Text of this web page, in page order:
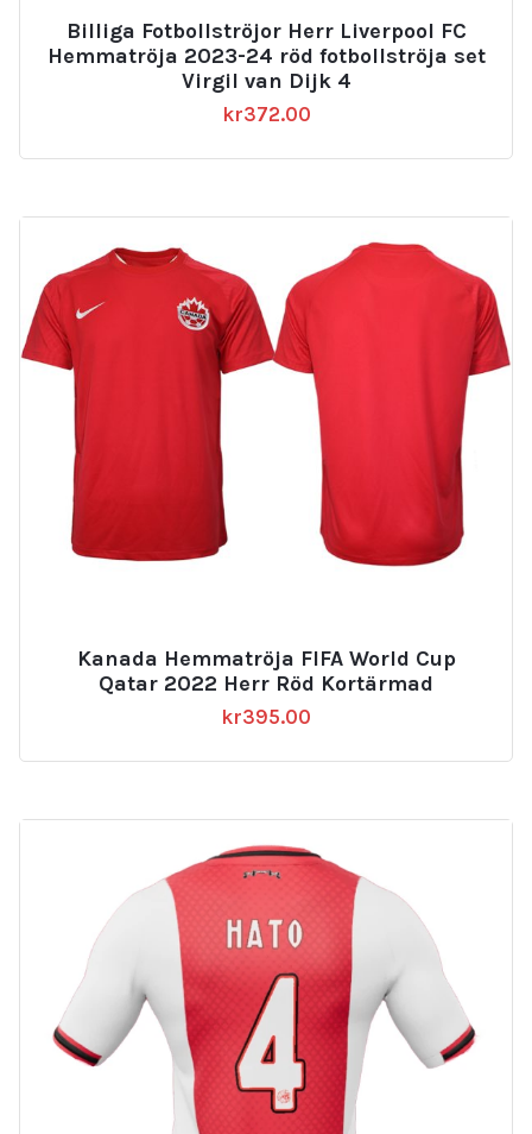
Billiga Fotbollströjor Herr Liverpool FC
Hemmatröja 2023-24 röd fotbollströja set
Virgil van Dijk 4
kr372.00
Kanada Hemmatröja FIFA World Cup
Qatar 2022 Herr Röd Kortärmad
kr395.00